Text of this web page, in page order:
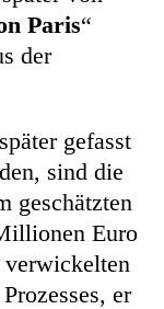
Paris“
der
gefasst
sind die
geschätzten
Euro
verwickelten
er